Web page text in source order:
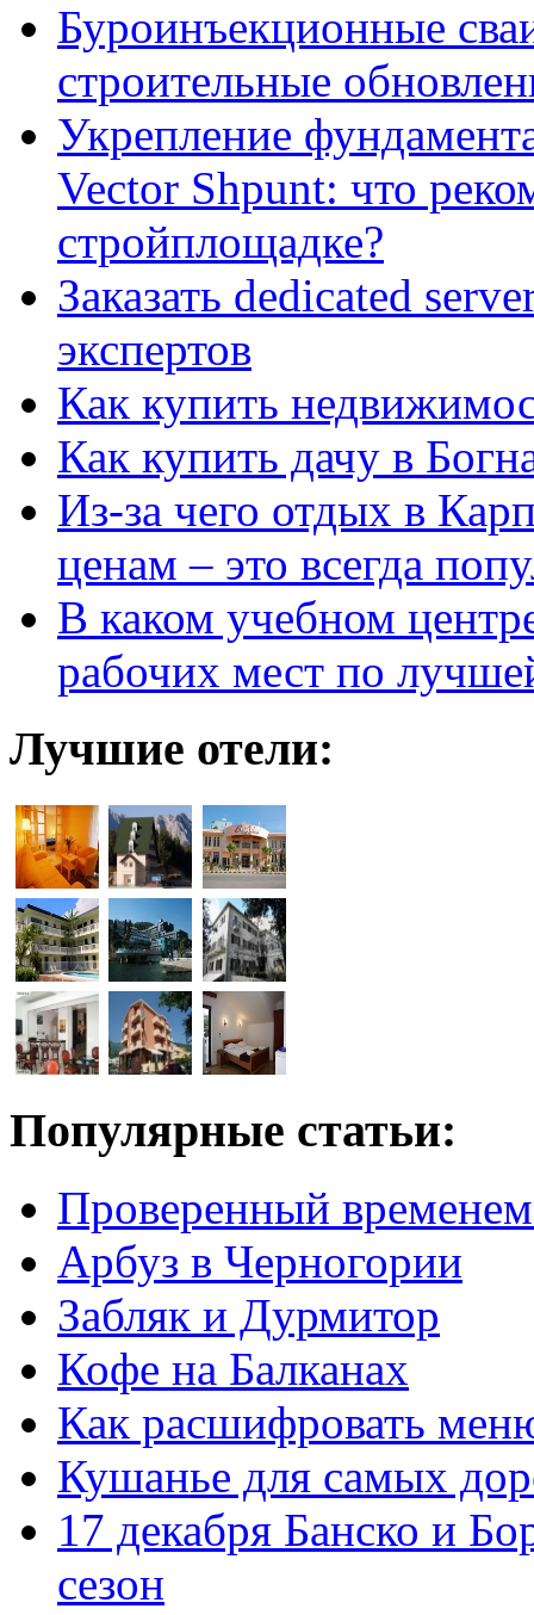
Буроинъекционные
строительные
Укрепление
Vector Shpunt: что
стройплощадке?
Заказать dedicated
экспертов
Как купить
Как купить дачу в
Из-за чего отдых в
ценам – это всегда
В каком учебном
рабочих мест по
Лучшие отели:
Популярные статьи:
Проверенный временем
Арбуз в Черногории
Забляк и Дурмитор
Кофе на Балканах
Как расшифровать
Кушанье для самых
17 декабря Банско и
сезон